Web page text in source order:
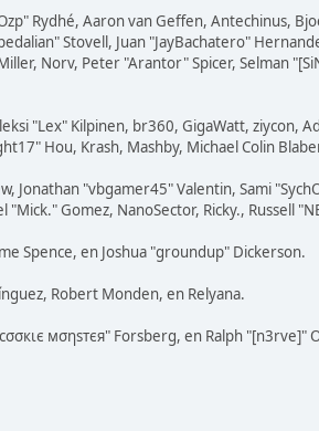
Rydhé, Aaron van Geffen, Antechinus,
Stovell, Juan "JayBachatero"
Norv, Peter "Arantor" Spicer, Selman
"Lex" Kilpinen, br360, GigaWatt, ziycon,
Hou, Krash, Mashby, Michael Colin
Jonathan "vbgamer45" Valentin, Sami
"Mick." Gomez, NanoSector, Ricky., Russell
Spence, en Joshua "groundup" Dickerson.
Robert Monden, en Relyana.
мσηѕтєя" Forsberg, en Ralph "[n3rve]"